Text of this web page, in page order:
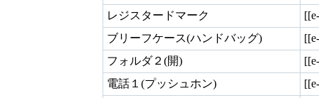
レジスタードマーク
ブリーフケース(ハンドバッグ)
フォルダ２(開)
電話１(プッシュホン)